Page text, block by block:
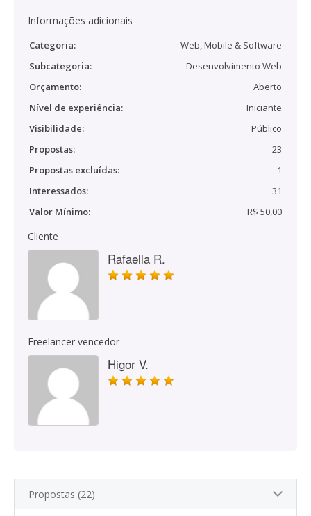
Informações adicionais
Categoria:
Web, Mobile & Software
Subcategoria:
Desenvolvimento Web
Orçamento:
Aberto
Nível de experiência:
Iniciante
Visibilidade:
Público
Propostas:
23
Propostas excluídas:
1
Interessados:
31
Valor Mínimo:
R$ 50,00
Cliente
Rafaella R.
Freelancer vencedor
Higor V.
Propostas (22)